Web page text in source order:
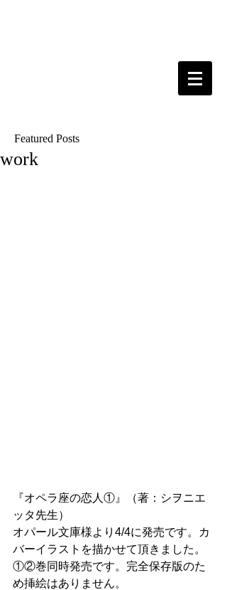
Featured Posts
work
『オペラ座の恋人①』（著：シヲニエ
ッタ先生）
オパール文庫様より4/4に発売です。カ
バーイラストを描かせて頂きました。
①②巻同時発売です。完全保存版のた
め挿絵はありません。